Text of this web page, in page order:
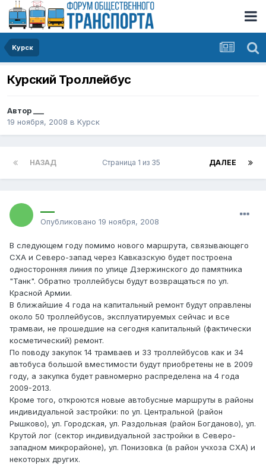
Kурск
Курский Троллейбус
Автор___
19 ноября, 2008 в Kурск
НАЗАД ДАЛЕЕ
Страница 1 из 35
Опубликовано 19 ноября, 2008
В следующем году помимо нового маршрута, связывающего
СХА и Северо-запад через Кавказскую будет построена
односторонняя линия по улице Дзержинского до памятника
"Танк". Обратно троллейбусы будут возвращаться по ул.
Красной Армии.
В ближайшие 4 года на капитальный ремонт будут оправлены
около 50 троллейбусов, эксплуатируемых сейчас и все
трамваи, не прошедшие на сегодня капитальный (фактически
косметический) ремонт.
По поводу закупок 14 трамваев и 33 троллейбусов как и 34
автобуса большой вместимости будут приобретены не в 2009
году, а закупка будет равномерно распределена на 4 года
2009-2013.
Кроме того, откроются новые автобусные маршруты в районы
индивидуальной застройки: по ул. Центральной (район
Рышково), ул. Городская, ул. Раздольная (район Богданово), ул.
Крутой лог (сектор индивидуальной застройки в Северо-
западном микрорайоне), ул. Понизовка (в район учхоза СХА) и
некоторых других.